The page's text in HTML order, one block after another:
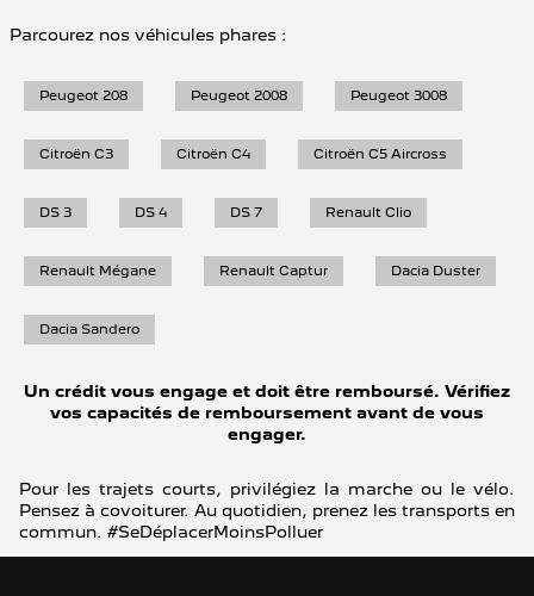
Parcourez nos véhicules phares :
Peugeot 208 Peugeot 2008 Peugeot 3008
Citroën C3 Citroën C4 Citroën C5 Aircross
DS 3 DS 4 DS 7 Renault Clio
Renault Mégane Renault Captur Dacia Duster
Dacia Sandero
Un crédit vous engage et doit être remboursé. Vérifiez
vos capacités de remboursement avant de vous
engager.
Pour les trajets courts, privilégiez la marche ou le vélo.
Pensez à covoiturer. Au quotidien, prenez les transports en
commun. #SeDéplacerMoinsPolluer